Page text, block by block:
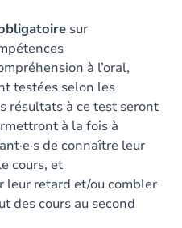
sur
à l’oral,
testées selon les
résultats à ce test seront
à la fois à
de connaître leur
cours, et
retard et/ou combler
des cours au second